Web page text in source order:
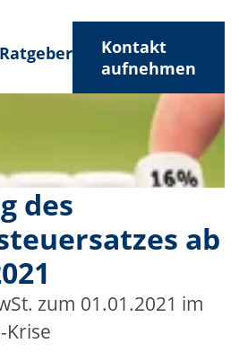
Ratgeber
Kontakt
aufnehmen
des
ab
zum 01.01.2021 im
Krise